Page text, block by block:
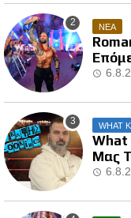
ΝΕΑ
WHAT
What
Μας